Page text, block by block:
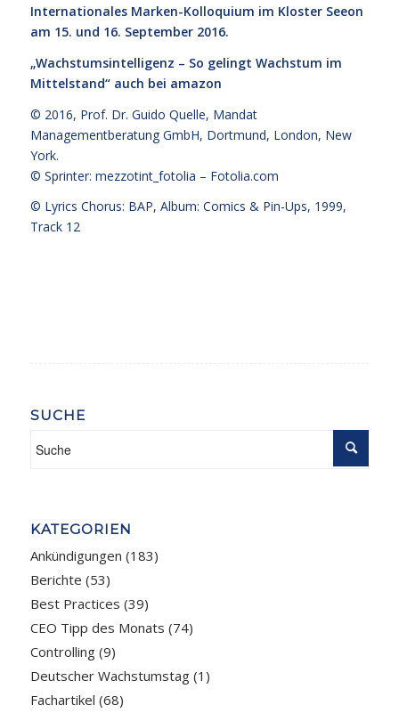
Internationales Marken-Kolloquium im Kloster Seeon
am 15. und 16. September 2016.
„Wachstumsintelligenz – So gelingt Wachstum im
Mittelstand“ auch bei amazon
© 2016, Prof. Dr. Guido Quelle, Mandat
Managementberatung GmbH, Dortmund, London, New
York.
© Sprinter: mezzotint_fotolia – Fotolia.com
© Lyrics Chorus: BAP, Album: Comics & Pin-Ups, 1999,
Track 12
SUCHE
KATEGORIEN
Ankündigungen (183)
Berichte (53)
Best Practices (39)
CEO Tipp des Monats (74)
Controlling(9)
Deutscher Wachstumstag(1)
Fachartikel (68)